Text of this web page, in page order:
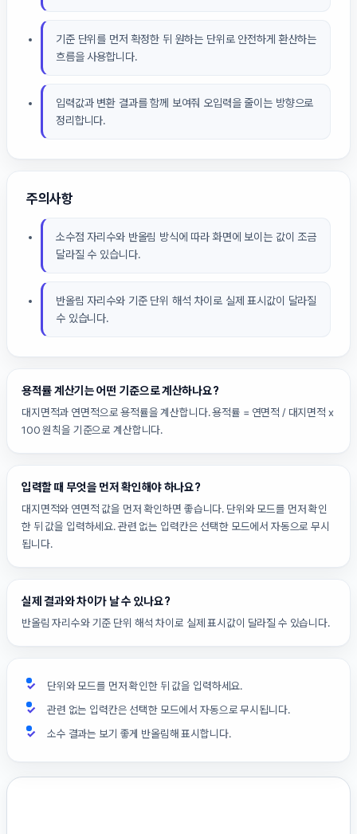
기준 단위를 먼저 확정한 뒤 원하는 단위로 안전하게 환산하는
흐름을 사용합니다.
입력값과 변환 결과를 함께 보여줘 오입력을 줄이는 방향으로
정리합니다.
주의사항
소수점 자리수와 반올림 방식에 따라 화면에 보이는 값이 조금
달라질 수 있습니다.
반올림 자리수와 기준 단위 해석 차이로 실제 표시값이 달라질
수 있습니다.
용적률 계산기는 어떤 기준으로 계산하나요?
대지면적과 연면적으로 용적률을 계산합니다. 용적률 = 연면적 / 대지면적 x
100 원칙을 기준으로 계산합니다.
입력할 때 무엇을 먼저 확인해야 하나요?
대지면적와 연면적 값을 먼저 확인하면 좋습니다. 단위와 모드를 먼저 확인
한 뒤 값을 입력하세요. 관련 없는 입력칸은 선택한 모드에서 자동으로 무시
됩니다.
실제 결과와 차이가 날 수 있나요?
반올림 자리수와 기준 단위 해석 차이로 실제 표시값이 달라질 수 있습니다.
단위와 모드를 먼저 확인한 뒤 값을 입력하세요.
관련 없는 입력칸은 선택한 모드에서 자동으로 무시됩니다.
소수 결과는 보기 좋게 반올림해 표시합니다.